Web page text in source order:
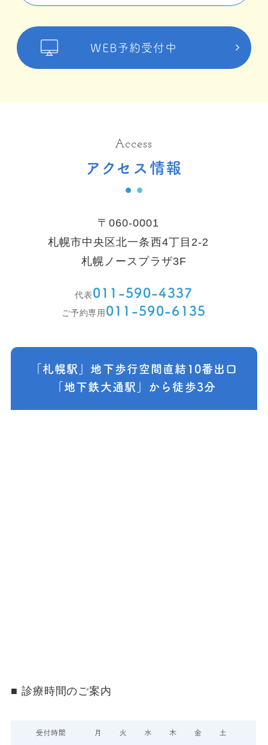
WEB予約受付中
Access
アクセス情報
〒060-0001
札幌市中央区北一条西4丁目2-2
札幌ノースプラザ3F
代表011-590-4337
ご予約専用 011-590-6135
「札幌駅」地下歩行空間直結10番出口
「地下鉄大通駅」から徒歩3分
診療時間のご案内